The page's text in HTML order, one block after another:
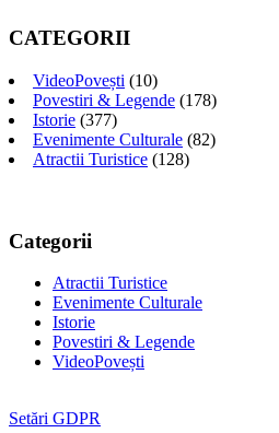
CATEGORII
VideoPovești (10)
Povestiri & Legende (178)
Istorie (377)
Evenimente Culturale (82)
Atractii Turistice (128)
Categorii
Atractii Turistice
Evenimente Culturale
Istorie
Povestiri & Legende
VideoPovești
Setări GDPR